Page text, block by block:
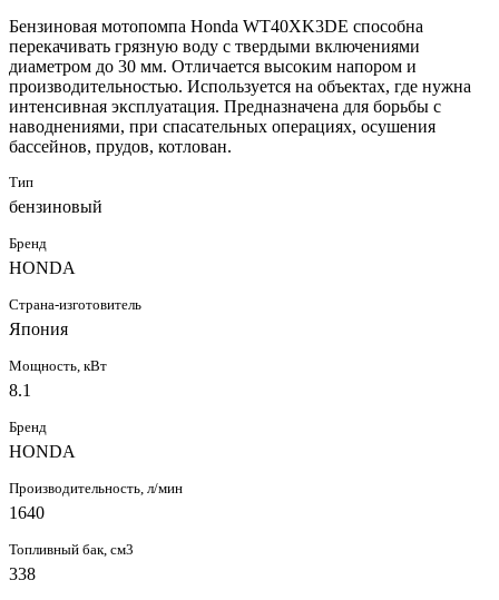
Бензиновая мотопомпа Honda WT40XK3DE способна
перекачивать грязную воду с твердыми включениями
диаметром до 30 мм. Отличается высоким напором и
производительностью. Используется на объектах, где нужна
интенсивная эксплуатация. Предназначена для борьбы с
наводнениями, при спасательных операциях, осушения
бассейнов, прудов, котлован.
Тип
бензиновый
Бренд
HONDA
Страна-изготовитель
Япония
Мощность, кВт
8.1
Бренд
HONDA
Производительность, л/мин
1640
Топливный бак, см3
338